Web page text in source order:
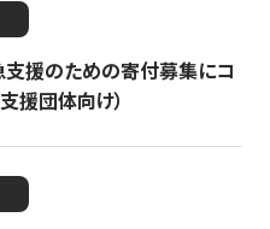
支援のための寄付募集にコ
援団体向け）